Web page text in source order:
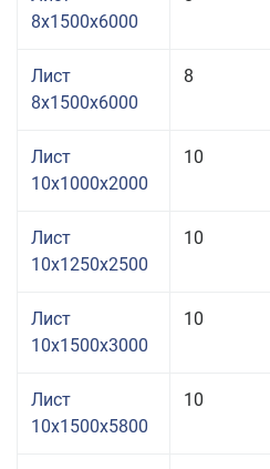
8x1500x6000
Лист
8x1500x6000
8
Лист
10x1000x2000
10
Лист
10x1250x2500
10
Лист
10x1500x3000
10
Лист
10x1500x5800
10